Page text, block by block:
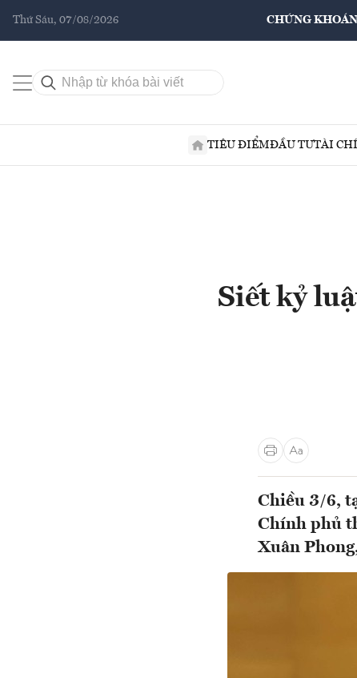
Thứ Sáu, 07/08/2026 CHỨNG KHOÁN
TIÊU ĐIỂMĐẦU TƯTÀI
Siết kỷ
Chiều 3/6,
Chính phủ
Xuân